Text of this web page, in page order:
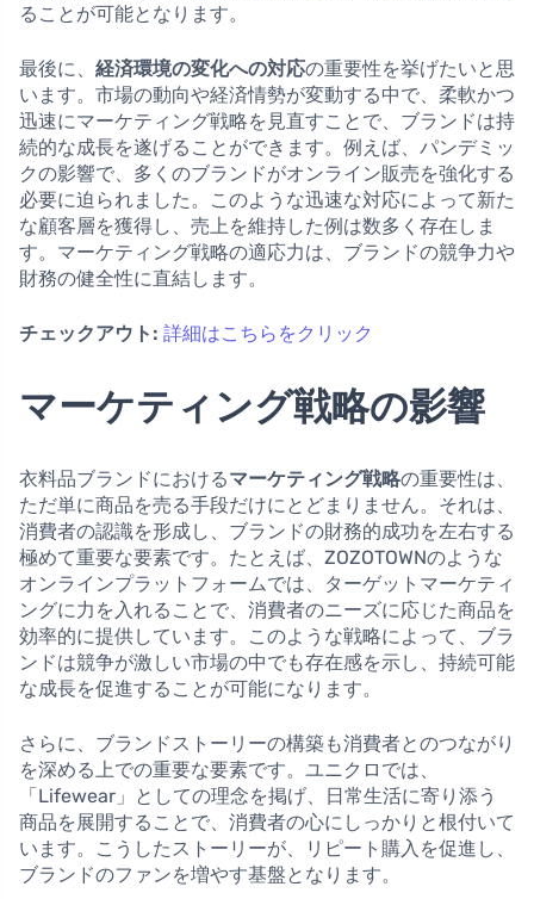
ることが可能となります。
最後に、 経済環境の変化への対応の重要性を挙げたいと思
います。市場の動向や経済情勢が変動する中で、柔軟かつ
迅速にマーケティング戦略を見直すことで、ブランドは持
続的な成長を遂げることができます。例えば、パンデミッ
クの影響で、多くのブランドがオンライン販売を強化する
必要に迫られました。このような迅速な対応によって新た
な顧客層を獲得し、売上を維持した例は数多く存在しま
す。マーケティング戦略の適応力は、ブランドの競争力や
財務の健全性に直結します。
チェックアウト: 詳細はこちらをクリック
マーケティング戦略の影響
衣料品ブランドにおけるマーケティング戦略の重要性は、
ただ単に商品を売る手段だけにとどまりません。それは、
消費者の認識を形成し、ブランドの財務的成功を左右する
極めて重要な要素です。たとえば、ZOZOTOWNのような
オンラインプラットフォームでは、ターゲットマーケティ
ングに力を入れることで、消費者のニーズに応じた商品を
効率的に提供しています。このような戦略によって、ブラ
ンドは競争が激しい市場の中でも存在感を示し、持続可能
な成長を促進することが可能になります。
さらに、ブランドストーリーの構築も消費者とのつながり
を深める上での重要な要素です。ユニクロでは、
「Lifewear」としての理念を掲げ、日常生活に寄り添う
商品を展開することで、消費者の心にしっかりと根付いて
います。こうしたストーリーが、リピート購入を促進し、
ブランドのファンを増やす基盤となります。